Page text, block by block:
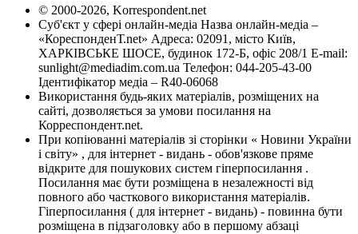
© 2000-2026, Korrespondent.net
Суб'єкт у сфері онлайн-медіа Назва онлайн-медіа –
«КореспонденТ.net» Адреса: 02091, місто Київ,
ХАРКІВСЬКЕ ШОСЕ, будинок 172-Б, офіс 208/1 E-mail:
sunlight@mediadim.com.ua Телефон: 044-205-43-00
Ідентифікатор медіа – R40-06068
Використання будь-яких матеріалів, розміщених на
сайті, дозволяється за умови посилання на
Корреспондент.net.
При копіюванні матеріалів зі сторінки « Новини України
і світу» , для інтернет - видань - обов'язкове пряме
відкрите для пошукових систем гіперпосилання .
Посилання має бути розміщена в незалежності від
повного або часткового використання матеріалів.
Гіперпосилання ( для інтернет - видань) - повинна бути
розміщена в підзаголовку або в першому абзаці